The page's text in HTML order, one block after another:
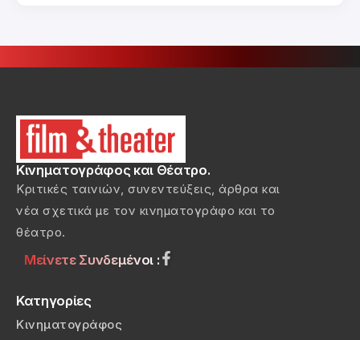
Κινηματογράφος και Θέατρο.
Κριτικές ταινιών, συνεντεύξεις, άρθρα και
νέα σχετικά με τον κινηματογράφο και το
θέατρο.
Μείνετε Συνδεμένοι :
Κατηγορίες
Κινηματογράφος